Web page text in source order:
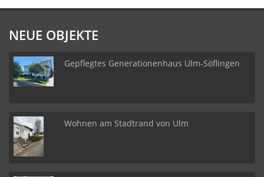
NEUE OBJEKTE
Gepflegtes Generationenhaus Ulm-Söflingen
Wohnen am Stadtrand von Ulm